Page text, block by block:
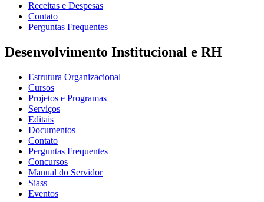
Receitas e Despesas
Contato
Perguntas Frequentes
Desenvolvimento Institucional e RH
Estrutura Organizacional
Cursos
Projetos e Programas
Serviços
Editais
Documentos
Contato
Perguntas Frequentes
Concursos
Manual do Servidor
Siass
Eventos